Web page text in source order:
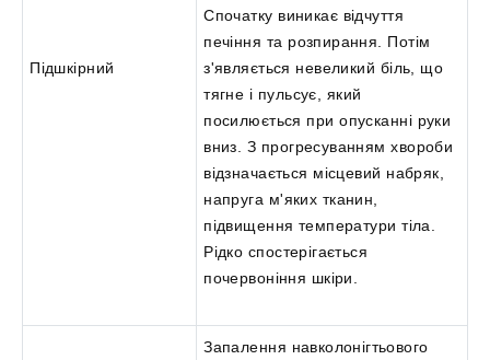
Підшкірний
Спочатку виникає відчуття
печіння та розпирання. Потім
з'являється невеликий біль, що
тягне і пульсує, який
посилюється при опусканні руки
вниз. З прогресуванням хвороби
відзначається місцевий набряк,
напруга м'яких тканин,
підвищення температури тіла.
Рідко спостерігається
почервоніння шкіри.
Запалення навколонігтьового